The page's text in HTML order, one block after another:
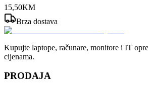
15,50KM
Brza dostava
Kupujte laptope, računare, monitore i IT
cijenama.
PRODAJA